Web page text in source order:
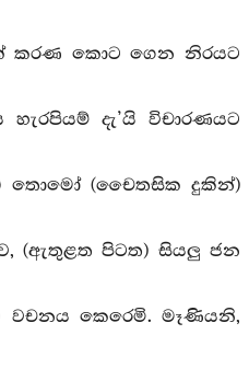
කරණ කොට ගෙන නිරයට
දැ’යි විචාරණයට
ඕ තොමෝ (චෛතසික දුකින්)
(ඇතුළත පිටත) සියලු ජන
කෙරෙමි. මෑණියනි,